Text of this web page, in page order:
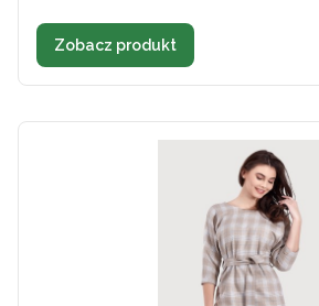
Zobacz produkt